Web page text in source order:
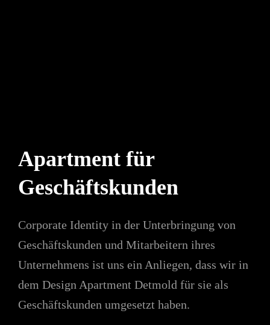
Apartment für
Geschäftskunden
Corporate Identity in der Unterbringung von
Geschäftskunden und Mitarbeitern ihres
Unternehmens ist uns ein Anliegen, dass wir in
dem Design Apartment Detmold für sie als
Geschäftskunden umgesetzt haben.